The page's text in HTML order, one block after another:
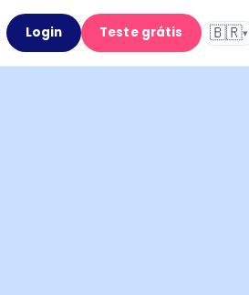
Login Teste grátis 🇧🇷▾